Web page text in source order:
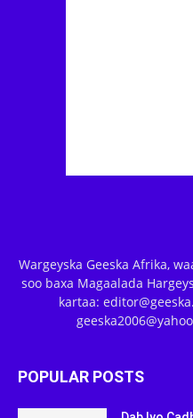
Wargeyska Geeska Afrika,
soo baxa Magaalada
kartaa:
POPULAR POSTS